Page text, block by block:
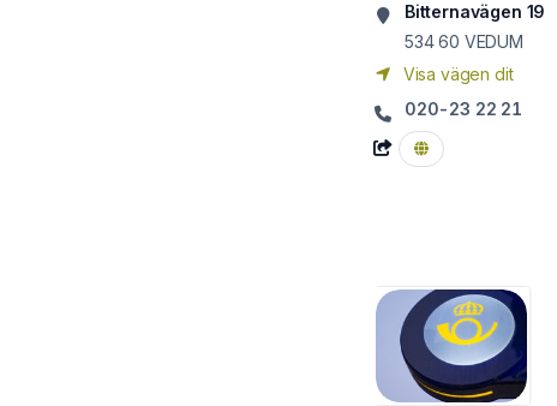
Bitternavägen 19
534 60 VEDUM
Visa vägen dit
020-23 22 21